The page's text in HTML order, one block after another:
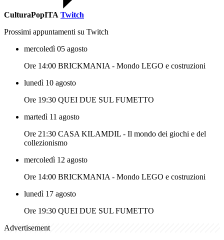
CulturaPopITA Twitch
Prossimi appuntamenti su Twitch
mercoledì 05 agosto
Ore 14:00 BRICKMANIA - Mondo LEGO e costruzioni
lunedì 10 agosto
Ore 19:30 QUEI DUE SUL FUMETTO
martedì 11 agosto
Ore 21:30 CASA KILAMDIL - Il mondo dei giochi e del
collezionismo
mercoledì 12 agosto
Ore 14:00 BRICKMANIA - Mondo LEGO e costruzioni
lunedì 17 agosto
Ore 19:30 QUEI DUE SUL FUMETTO
Advertisement